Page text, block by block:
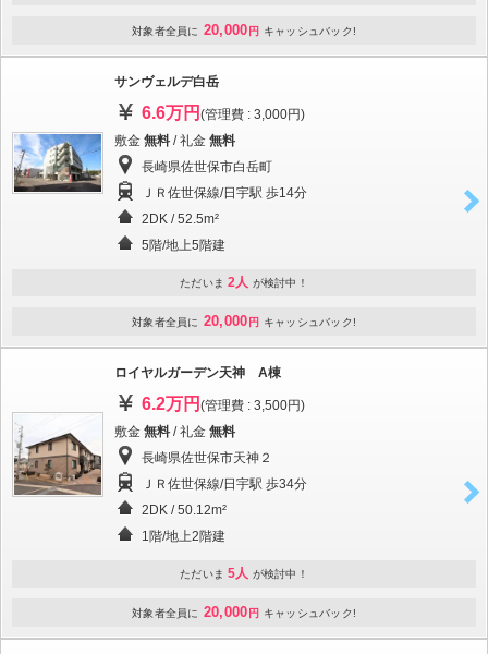
対象者全員に 20,000 円 キャッシュバック!
サンヴェルデ白岳
6.6万円 (管理費 : 3,000円)
敷金 無料 / 礼金 無料
長崎県佐世保市白岳町
ＪＲ佐世保線/日宇駅 歩14分
2DK / 52.5m²
5階/地上5階建
ただいま 2人 が検討中！
対象者全員に 20,000 円 キャッシュバック!
ロイヤルガーデン天神 A棟
6.2万円 (管理費 : 3,500円)
敷金 無料 / 礼金 無料
長崎県佐世保市天神２
ＪＲ佐世保線/日宇駅 歩34分
2DK / 50.12m²
1階/地上2階建
ただいま 5人 が検討中！
対象者全員に 20,000 円 キャッシュバック!